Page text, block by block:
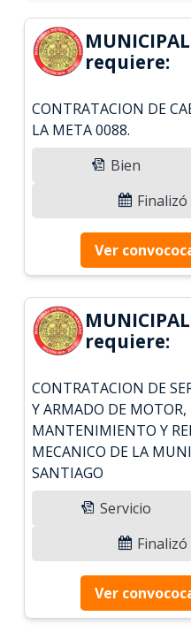
requiere:
CONTRATACION DE
LA META 0088.
Bien
Ver
requiere:
CONTRATACION DE
Y ARMADO DE
MANTENIMIENTO Y
MECANICO DE LA
SANTIAGO
Servicio
Ver